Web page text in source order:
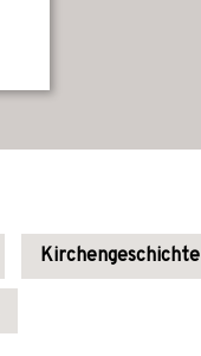
Kirchengeschichte